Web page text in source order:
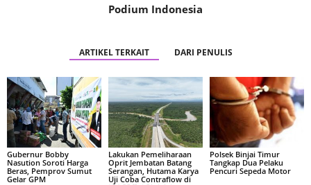
Podium Indonesia
ARTIKEL TERKAIT DARI PENULIS
Gubernur Bobby
Nasution Soroti Harga
Beras, Pemprov Sumut
Gelar GPM
Lakukan Pemeliharaan
Oprit Jembatan Batang
Serangan, Hutama Karya
Uji Coba Contraflow di
Polsek Binjai Timur
Tangkap Dua Pelaku
Pencuri Sepeda Motor